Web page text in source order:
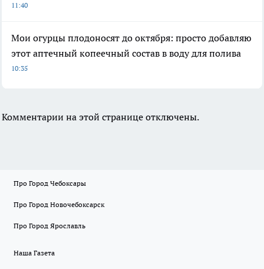
11:40
Мои огурцы плодоносят до октября: просто добавляю
этот аптечный копеечный состав в воду для полива
10:35
Комментарии на этой странице отключены.
Про Город Чебоксары
Про Город Новочебоксарск
Про Город Ярославль
Наша Газета